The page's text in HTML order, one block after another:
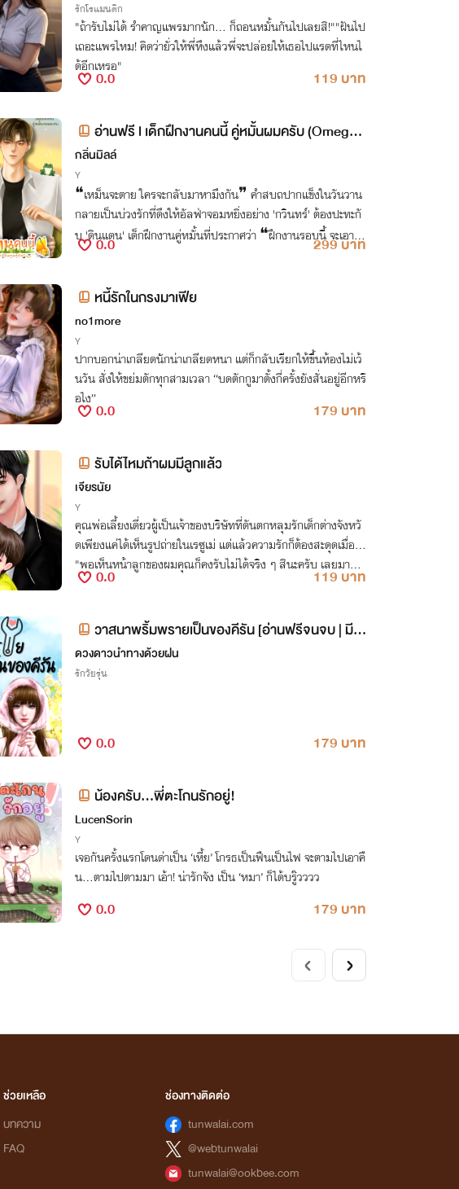
รักโรแมนติก
"ถ้ารับไม่ได้ รำคาญแพรมากนัก... ก็ถอนหมั้นกันไปเลยสิ!""ฝันไป
เถอะแพรไหม! คิดว่ายั่วให้พี่หึงแล้วพี่จะปล่อยให้เธอไปแรดที่ไหนไ
ด้อีกเหรอ"
0.0 119 บาท
อ่านฟรี l เด็กฝึกงานคนนี้ คู่หมั้นผมครับ (Omegav
erse)
กลิ่นมิลล์
Y
❝เหม็นจะตาย ใครจะกลับมาหามึงกัน❞ คำสบถปากแข็งในวันวาน
กลายเป็นบ่วงรักที่ดึงให้อัลฟ่าจอมหยิ่งอย่าง 'กวินทร์' ต้องปะทะกั
บ 'ดินแดน' เด็กฝึกงานคู่หมั้นที่ประกาศว่า ❝ฝึกงานรอบนี้ จะเอาทั้
งงานเอาทั้งผัว❞
0.0 299 บาท
หนี้รักในกรงมาเฟีย
no1more
Y
ปากบอกน่าเกลียดนักน่าเกลียดหนา แต่ก็กลับเรียกให้ขึ้นห้องไม่เว้
นวัน สั่งให้ขย่มตักทุกสามเวลา “บดตักกูมาตั้งกี่ครั้งยังสั่นอยู่อีกหรื
อไง”
0.0 179 บาท
รับได้ไหมถ้าผมมีลูกแล้ว
เจียรนัย
Y
คุณพ่อเลี้ยงเดี่ยวผู้เป็นเจ้าของบริษัทที่ดันตกหลุมรักเด็กต่างจังหวั
ดเพียงแค่ได้เห็นรูปถ่ายในเรซูเม่ แต่แล้วความรักก็ต้องสะดุดเมื่อ...
"พอเห็นหน้าลูกของผมคุณก็คงรับไม่ได้จริง ๆ สินะครับ เลยมาขอ
ลาออก"
0.0 119 บาท
วาสนาพริ้มพรายเป็นของคีรัน [อ่านฟรีจนจบ | มี E
-Book]
ดวงดาวนำทางด้วยฝน
รักวัยรุ่น
0.0 179 บาท
น้องครับ...พี่ตะโกนรักอยู่!
LucenSorin
Y
เจอกันครั้งแรกโดนด่าเป็น ‘เหี้ย’ โกรธเป็นฟืนเป็นไฟ จะตามไปเอาคื
น…ตามไปตามมา เอ้า! น่ารักจัง เป็น ‘หมา’ ก็ได้บรู๊วววว
0.0 179 บาท
ช่วยเหลือ
บทความ
FAQ
ช่องทางติดต่อ
tunwalai.com
@webtunwalai
tunwalai@ookbee.com